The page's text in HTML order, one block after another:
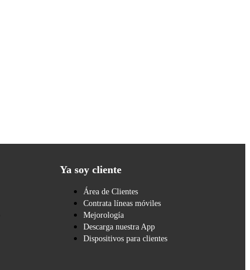
Ya soy cliente
Área de Clientes
Contrata líneas móviles
Mejorología
Descarga nuestra App
Dispositivos para clientes